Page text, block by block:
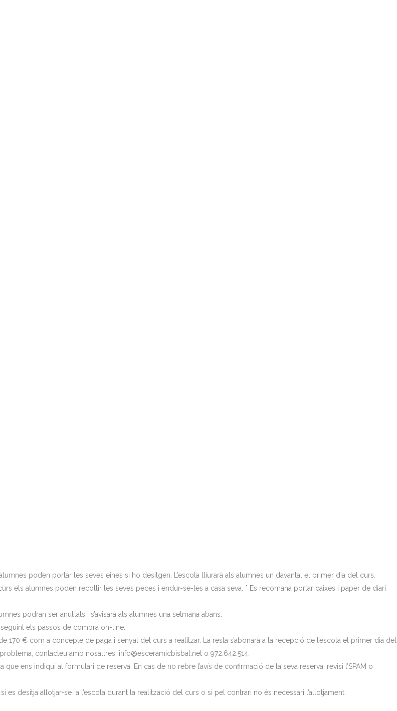
poden portar les seves eines si ho desitgen. L’escola lliurarà als alumnes un davantal el primer dia del curs.
els alumnes poden recollir les seves peces i endur-se-les a casa seva. * Es recomana portar caixes i paper de diari
podran ser anul·lats i s’avisarà als alumnes una setmana abans.
els passos de compra on-line.
€ com a concepte de paga i senyal del curs a realitzar. La resta s’abonarà a la recepció de l’escola el primer dia del
contacteu amb nosaltres; info@esceramicbisbal.net o 972.642.514.
ens indiqui al formulari de reserva. En cas de no rebre l’avís de confirmació de la seva reserva, revisi l’SPAM o
es desitja allotjar-se a l’escola durant la realització del curs o si pel contrari no és necessari l’allotjament.